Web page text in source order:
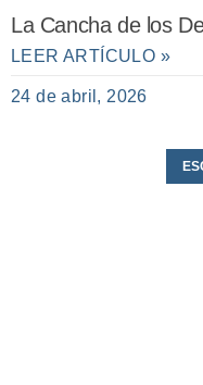
La Cancha de los
LEER ARTÍCULO »
24 de abril, 2026